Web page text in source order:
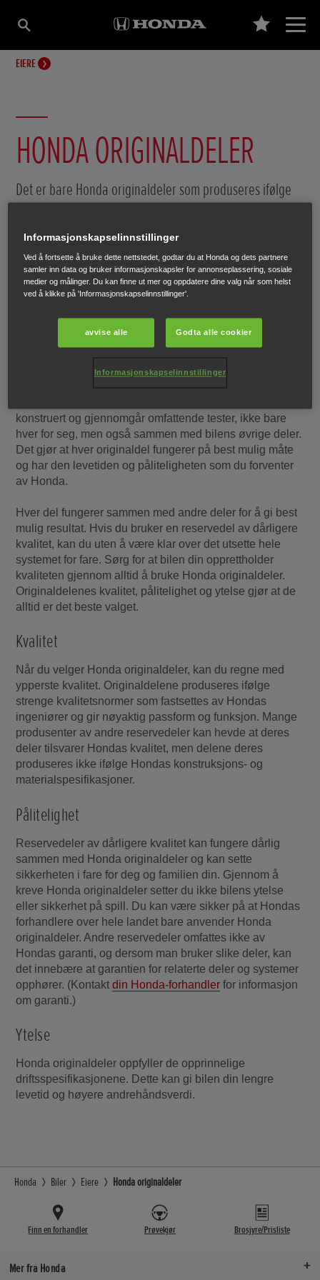
EIERE
HONDA ORIGINALDELER
Det er bare Honda originaldeler som produseres ifølge
Hondas spesifikasjoner for å holde like høy kvalitet som
bilen. Originaldelenes kvalitet, pålitelighet og ytelse gjør
at de alltid er det beste valget. Da får du Hondas kvalitet
i alle deler av bilen.
Kvalitet, pålitelighet og ytelse er egenskaper som
kjennetegner både Hondas biler og delene som bilene
konstruert og gjennomgår omfattende tester, ikke bare
hver for seg, men også sammen med bilens øvrige deler.
Det gjør at hver originaldel fungerer på best mulig måte
og har den levetiden og påliteligheten som du forventer
av Honda.
Hver del fungerer sammen med andre deler for å gi best
mulig resultat. Hvis du bruker en reservedel av dårligere
kvalitet, kan du uten å være klar over det utsette hele
systemet for fare. Sørg for at bilen din opprettholder
kvaliteten gjennom alltid å bruke Honda originaldeler.
Originaldelenes kvalitet, pålitelighet og ytelse gjør at de
alltid er det beste valget.
Kvalitet
Når du velger Honda originaldeler, kan du regne med
ypperste kvalitet. Originaldelene produseres ifølge
strenge kvalitetsnormer som fastsettes av Hondas
ingeniører og gir nøyaktig passform og funksjon. Mange
produsenter av andre reservedeler kan hevde at deres
deler tilsvarer Hondas kvalitet, men delene deres
produseres ikke ifølge Hondas konstruksjons- og
materialspesifikasjoner.
Pålitelighet
Reservedeler av dårligere kvalitet kan fungere dårlig
sammen med Honda originaldeler og kan sette
sikkerheten i fare for deg og familien din. Gjennom å
kreve Honda originaldeler setter du ikke bilens ytelse
eller sikkerhet på spill. Du kan være sikker på at Hondas
forhandlere over hele landet bare anvender Honda
originaldeler. Andre reservedeler omfattes ikke av
Hondas garanti, og dersom man bruker slike deler, kan
det innebære at garantien for relaterte deler og systemer
opphører. (Kontaktdin Honda-forhandler for informasjon
om garanti.)
Ytelse
Honda originaldeler oppfyller de opprinnelige
driftsspesifikasjonene. Dette kan gi bilen din lengre
levetid og høyere andrehåndsverdi.
Honda Biler Eiere Honda originaldeler
Finn en forhandler Prøvekjør Brosjyre/Prisliste
Mer fra Honda
Informasjonskapselinnstillinger
Ved å fortsette å bruke dette nettstedet, godtar du at Honda og dets partnere
samler inn data og bruker informasjonskapsler for annonseplassering, sosiale
medier og målinger. Du kan finne ut mer og oppdatere dine valg når som helst
ved å klikke på 'Informasjonskapselinnstillinger'.
avvise alle Godta alle cookier
Informasjonskapselinnstillinger